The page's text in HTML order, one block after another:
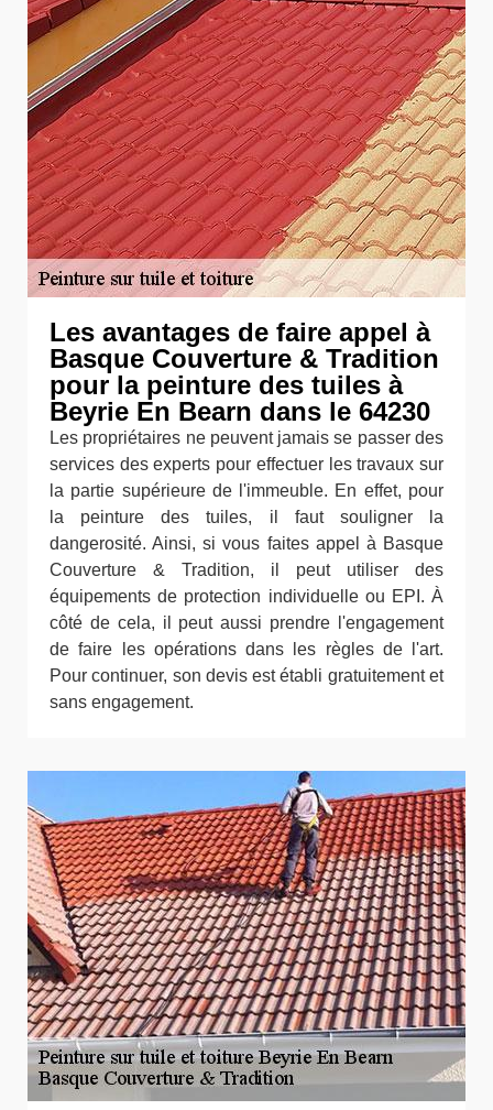
Les avantages de faire appel à
Basque Couverture & Tradition
pour la peinture des tuiles à
Beyrie En Bearn dans le 64230
Les propriétaires ne peuvent jamais se passer des
services des experts pour effectuer les travaux sur
la partie supérieure de l'immeuble. En effet, pour
la peinture des tuiles, il faut souligner la
dangerosité. Ainsi, si vous faites appel à Basque
Couverture & Tradition, il peut utiliser des
équipements de protection individuelle ou EPI. À
côté de cela, il peut aussi prendre l'engagement
de faire les opérations dans les règles de l'art.
Pour continuer, son devis est établi gratuitement et
sans engagement.